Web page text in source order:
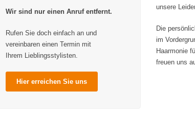
Wir sind nur einen Anruf entfernt.
Rufen Sie doch einfach an und
vereinbaren einen Termin mit
Ihrem Lieblingsstylisten.
Hier erreichen Sie uns
unsere
Die
im
Haarmonie
freuen uns